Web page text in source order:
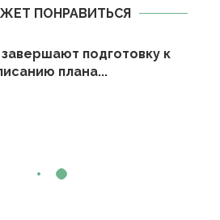
ПОНРАВИТЬСЯ
подготовку к
плана...